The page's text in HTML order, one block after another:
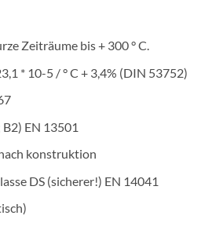
Zeiträume bis + 300 ° C.
* 10-5 / ° C + 3,4% (DIN 53752)
EN 13501
konstruktion
DS (sicherer!) EN 14041